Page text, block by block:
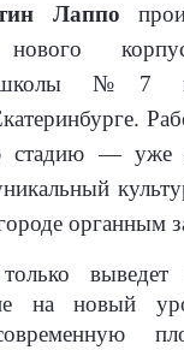
Лаппо
нового
школы №7
стадию — уже
органным
выведет
на новый